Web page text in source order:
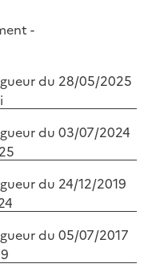
-
du 28/05/2025
du 03/07/2024
du 24/12/2019
du 05/07/2017